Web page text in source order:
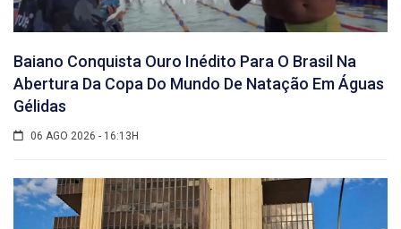
Baiano Conquista Ouro Inédito Para O Brasil Na
Abertura Da Copa Do Mundo De Natação Em Águas
Gélidas
06 AGO 2026 - 16:13H